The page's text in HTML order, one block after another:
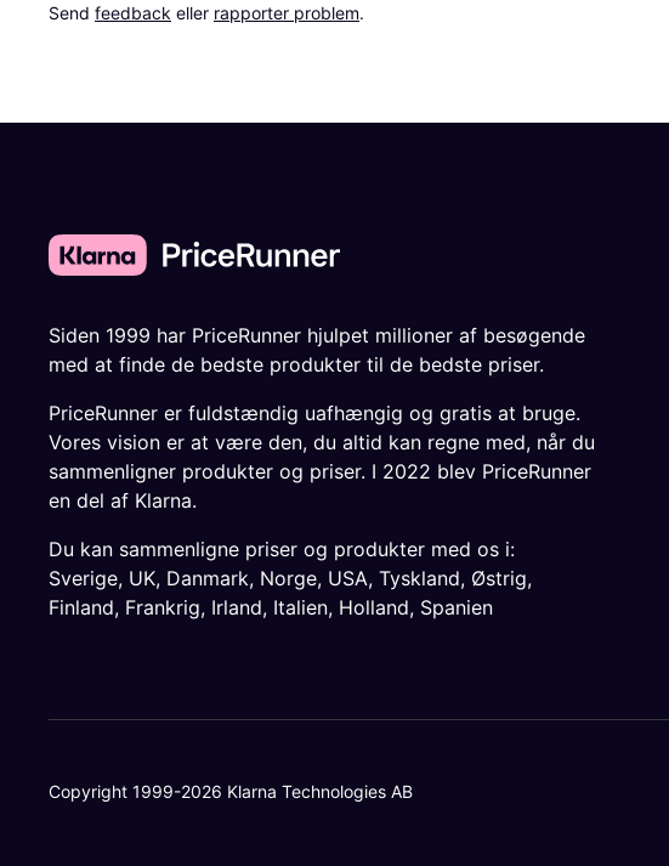
Send feedback eller rapporter problem.
Siden 1999 har PriceRunner hjulpet millioner af besøgende
med at finde de bedste produkter til de bedste priser.
PriceRunner er fuldstændig uafhængig og gratis at bruge.
Vores vision er at være den, du altid kan regne med, når du
sammenligner produkter og priser. I 2022 blev PriceRunner
en del af Klarna.
Du kan sammenligne priser og produkter med os i:
Sverige, UK, Danmark, Norge, USA, Tyskland, Østrig,
Finland, Frankrig, Irland, Italien, Holland, Spanien
Copyright 1999-2026 Klarna Technologies AB